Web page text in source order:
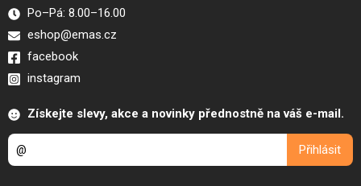
Po–Pá: 8.00–16.00
eshop@emas.cz
facebook
instagram
Získejte slevy, akce a novinky přednostně na váš e-mail.